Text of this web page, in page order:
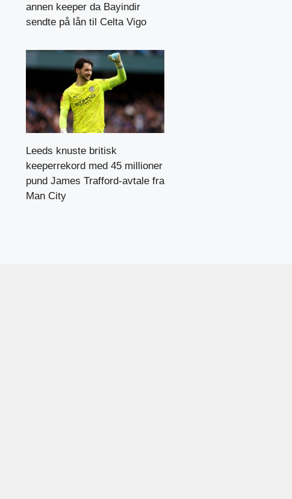
annen keeper da Bayindir
sendte på lån til Celta Vigo
Leeds knuste britisk
keeperrekord med 45 millioner
pund James Trafford-avtale fra
Man City